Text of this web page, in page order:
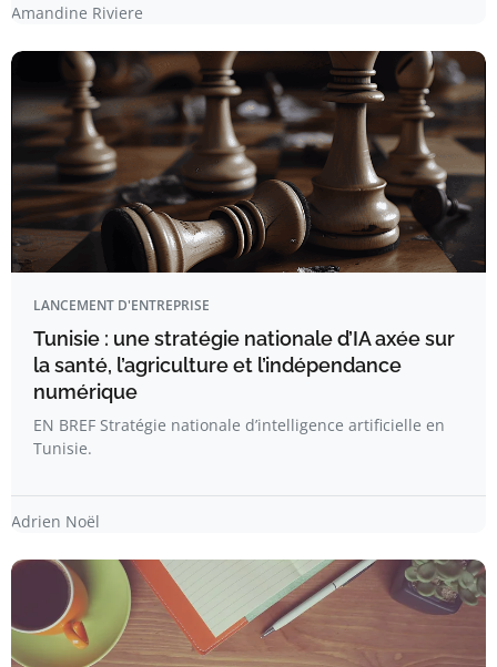
Amandine Riviere
LANCEMENT D'ENTREPRISE
Tunisie : une stratégie nationale d’IA axée sur
la santé, l’agriculture et l’indépendance
numérique
EN BREF Stratégie nationale d’intelligence artificielle en
Tunisie.
Adrien Noël